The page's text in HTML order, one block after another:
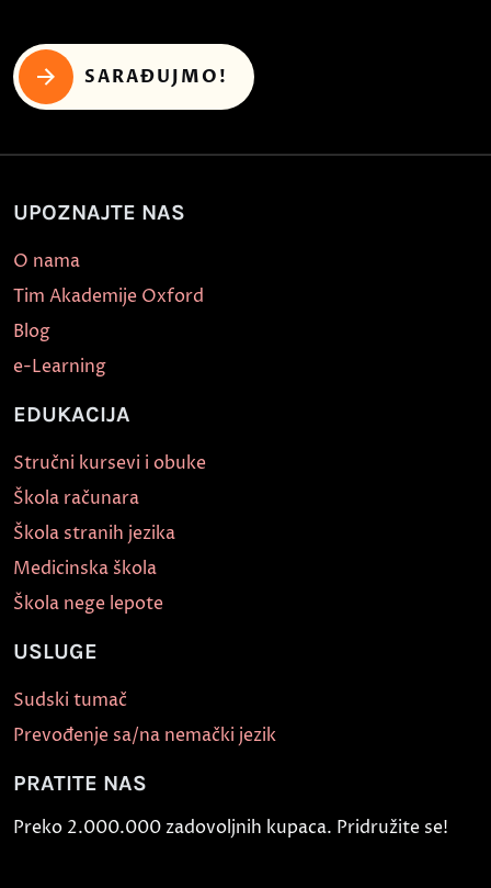
SARAĐUJMO!
UPOZNAJTE NAS
O nama
Tim Akademije Oxford
Blog
e-Learning
EDUKACIJA
Stručni kursevi i obuke
Škola računara
Škola stranih jezika
Medicinska škola
Škola nege lepote
USLUGE
Sudski tumač
Prevođenje sa/na nemački jezik
PRATITE NAS
Preko 2.000.000 zadovoljnih kupaca. Pridružite se!